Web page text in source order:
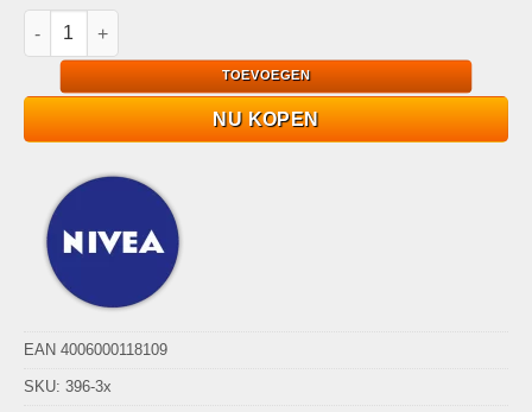
3x NIVEA Cellular Luminous Anti-Pigment Dagcrème SPF50
TOEVOEGEN
NU KOPEN
EAN 4006000118109
SKU: 396-3x